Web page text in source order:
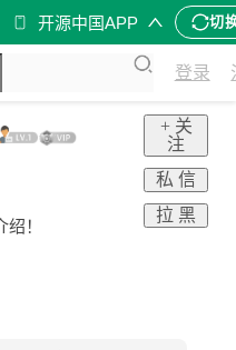
开源中国APP 切
登录
！
+ 关
注
私 信
拉 黑